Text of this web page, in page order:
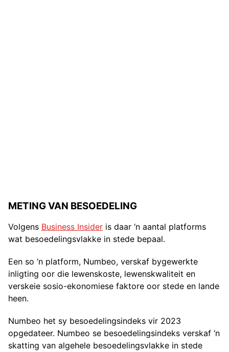
METING VAN BESOEDELING
Volgens Business Insider is daar ‘n aantal platforms
wat besoedelingsvlakke in stede bepaal.
Een so ‘n platform, Numbeo, verskaf bygewerkte
inligting oor die lewenskoste, lewenskwaliteit en
verskeie sosio-ekonomiese faktore oor stede en lande
heen.
Numbeo het sy besoedelingsindeks vir 2023
opgedateer. Numbeo se besoedelingsindeks verskaf ‘n
skatting van algehele besoedelingsvlakke in stede